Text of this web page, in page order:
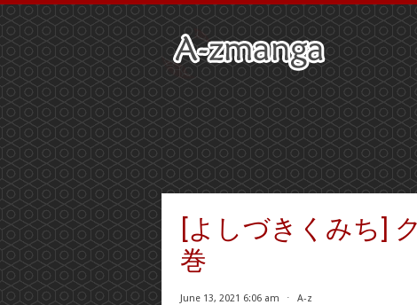
[よしづきくみち]
巻
June 13, 2021 6:06 am ⋅ A-z